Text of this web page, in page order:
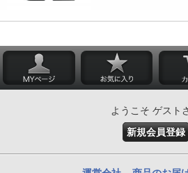
ようこそ ゲスト
新規会員登録